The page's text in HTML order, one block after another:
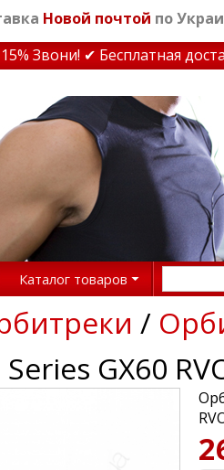
Новой почтой по
✔ Бесплатная
Каталог товаров
/
GX60